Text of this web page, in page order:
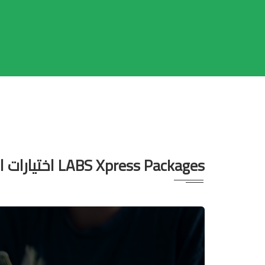
LABS Xpress Packages اختيارات الدفع